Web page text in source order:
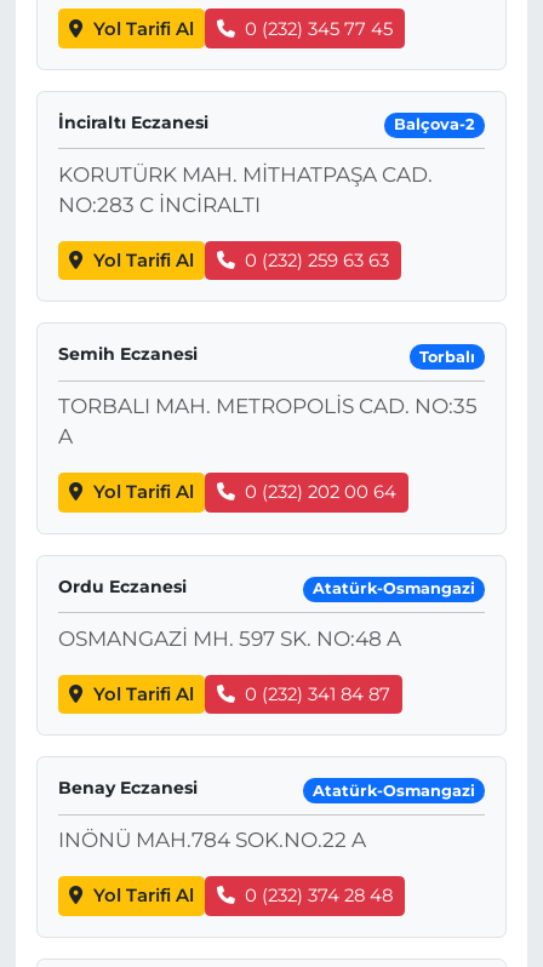
Yol Tarifi Al 0 (232) 345 77 45
İnciraltı Eczanesi Balçova-2
KORUTÜRK MAH. MİTHATPAŞA CAD.
NO:283 C İNCİRALTI
Yol Tarifi Al 0 (232) 259 63 63
Semih Eczanesi Torbalı
TORBALI MAH. METROPOLİS CAD. NO:35
A
Yol Tarifi Al 0 (232) 202 00 64
Ordu Eczanesi Atatürk-Osmangazi
OSMANGAZİ MH. 597 SK. NO:48 A
Yol Tarifi Al 0 (232) 341 84 87
Benay Eczanesi Atatürk-Osmangazi
INÖNÜ MAH.784 SOK.NO.22 A
Yol Tarifi Al 0 (232) 374 28 48